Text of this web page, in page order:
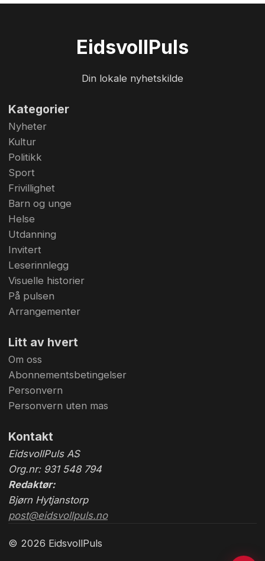
sauer og Ekeberg skole. Da jeg gikk på
fotballbaner nå. Det var en fin oppvekst d...
EidsvollPuls
Din lokale nyhetskilde
Kategorier
Nyheter
Kultur
Politikk
Sport
Frivillighet
Barn og unge
Helse
Utdanning
Invitert
Leserinnlegg
Visuelle historier
På pulsen
Arrangementer
Litt av hvert
Om oss
Abonnementsbetingelser
Personvern
Personvern uten mas
Kontakt
EidsvollPuls AS
Org.nr: 931 548 794
Redaktør:
Bjørn Hytjanstorp
post@eidsvollpuls.no
© 2026 EidsvollPuls